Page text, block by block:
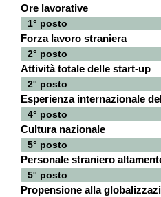
Ore lavorative
1° posto
Forza lavoro straniera
2° posto
Attività totale delle start-up
2° posto
Esperienza internazionale
4° posto
Cultura nazionale
5° posto
Personale straniero
5° posto
Propensione alla